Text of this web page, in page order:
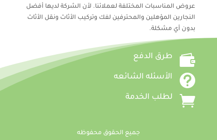
عروض المناسبات المختلفة لعملائنا. لأن الشركة لديها أفضل
النجارين المؤهلين والمحترفين لفك وتركيب الأثاث ونقل الأثاث
بدون أي مشكلة.
 طرق الدفع
 الأسئله الشائعه
 لطلب الخدمة
جميع الحقوق محفوظه